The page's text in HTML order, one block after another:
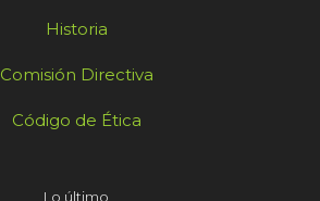
Historia
Comisión Directiva
Código de Ética
Lo último